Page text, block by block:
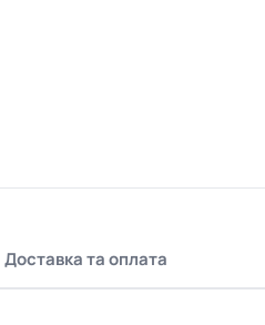
Доставка та оплата